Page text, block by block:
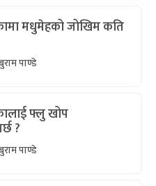
मधुमेहको जोखिम कति
पाण्डे
फ्लु खोप
?
पाण्डे